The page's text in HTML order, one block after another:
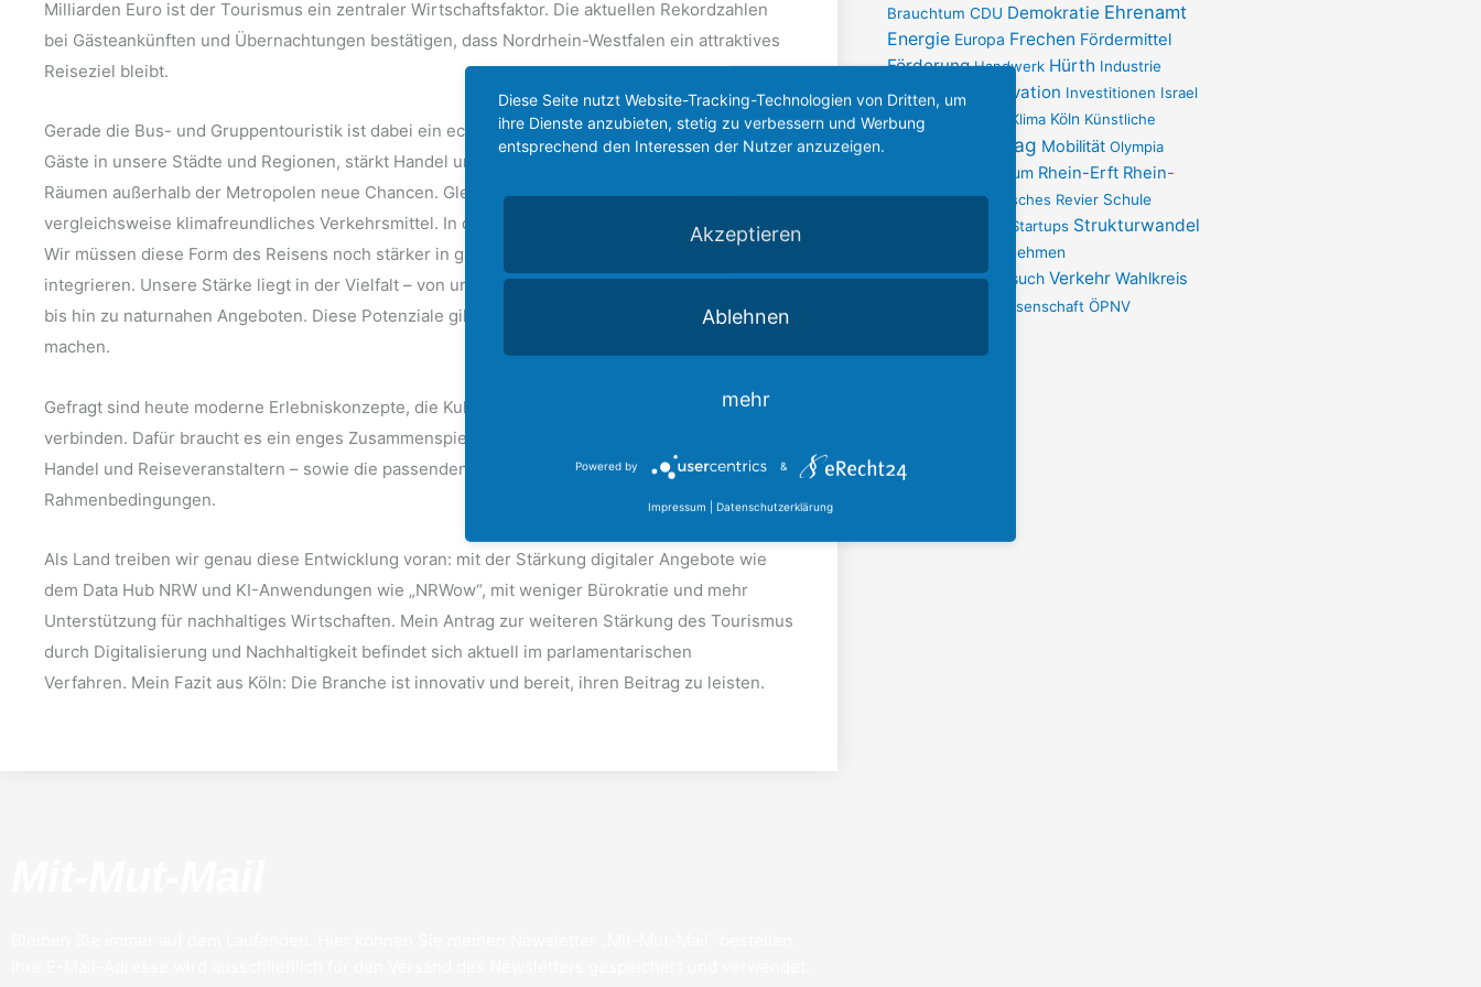
Milliarden Euro ist der Tourismus ein zentraler Wirtschaftsfaktor. Die aktuellen Rekordzahlen
bei Gästeankünften und Übernachtungen bestätigen, dass Nordrhein-Westfalen ein attraktives
Reiseziel bleibt.
Gerade die Bus- und Gruppentouristik ist dabei ein echter Stabilitätsanker. Sie bringt planbar
Gäste in unsere Städte und Regionen, stärkt Handel und Gastronomie und eröffnet auch
Räumen außerhalb der Metropolen neue Chancen. Gleichzeitig ist der Reisebus ein
vergleichsweise klimafreundliches Verkehrsmittel. In der Diskussion habe ich deutlich gemacht:
Wir müssen diese Form des Reisens noch stärker in ganzheitliche Tourismuskonzepte
integrieren. Unsere Stärke liegt in der Vielfalt – von urbanen Zentren über kulturelle Highlights
bis hin zu naturnahen Angeboten. Diese Potenziale gilt es besser zu vernetzen und sichtbar zu
machen.
Gefragt sind heute moderne Erlebniskonzepte, die Kultur, Gastronomie und Aufenthaltsqualität
verbinden. Dafür braucht es ein enges Zusammenspiel von Kommunen, Tourismusakteuren,
Handel und Reiseveranstaltern – sowie die passenden infrastrukturellen und digitalen
Rahmenbedingungen.
Als Land treiben wir genau diese Entwicklung voran: mit der Stärkung digitaler Angebote wie
dem Data Hub NRW und KI-Anwendungen wie „NRWow“, mit weniger Bürokratie und mehr
Unterstützung für nachhaltiges Wirtschaften. Mein Antrag zur weiteren Stärkung des Tourismus
durch Digitalisierung und Nachhaltigkeit befindet sich aktuell im parlamentarischen
Verfahren. Mein Fazit aus Köln: Die Branche ist innovativ und bereit, ihren Beitrag zu leisten.
m
-
f
Brauchtum CDU Demokratie Ehrenamt
Energie Europa Frechen Fördermittel
Förderung Handwerk Hürth Industrie
Infrastruktur
Innovation Investitionen Israel
Karneval
Klima Köln Künstliche
Landtag Mobilität Olympia
Plenum Rhein-Erft Rhein-
Erft-Kreis Rheinisches Revier Schule
Startups Strukturwandel
Unternehmen
Unternehmensbesuch Verkehr Wahlkreis
Wissenschaft ÖPNV
Diese Seite nutzt Website-Tracking-Technologien von Dritten, um
ihre Dienste anzubieten, stetig zu verbessern und Werbung
entsprechend den Interessen der Nutzer anzuzeigen.
Akzeptieren
Ablehnen
mehr
Powered by &
Impressum Datenschutzerklärung